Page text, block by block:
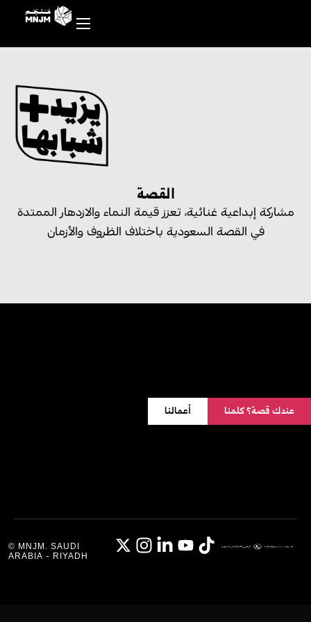
القصة
مشاركة إبداعية غنائية، تعزز قيمة النماء والازدهار الممتدة
في القصة السعودية باختلاف الظروف والأزمان
عندك قصة؟ كلمنا أعمالنا
© MNJM. SAUDI
ARABIA - RIYADH